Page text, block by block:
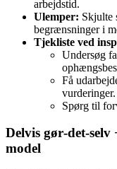
arbejdstid.
Ulemper: Skjulte
begrænsninger i
Tjekliste ved
Undersøg
Få
vurderinger.
Spørg til
Delvis
model